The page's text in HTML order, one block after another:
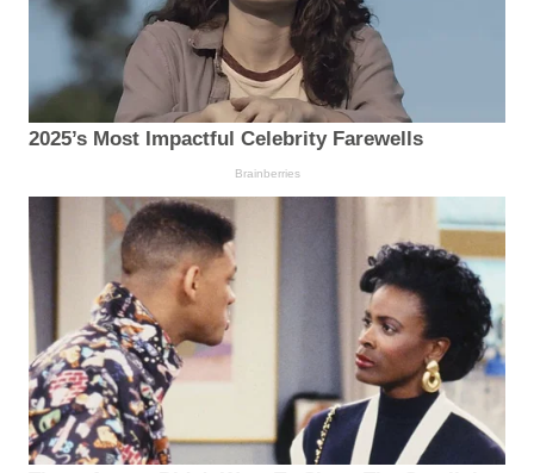
2025’s Most Impactful Celebrity Farewells
Brainberries